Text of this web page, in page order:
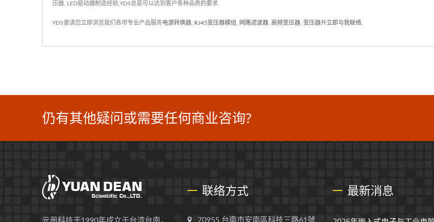
压器, LED驱动器制造经验,YDS总是可以达到客户各种品质的要求.
YDS邀请您立即浏览我们各项专业产品服务电源转换器 RJ45变压器模组 网路滤波器 高频变压器 变压器并立即与我联络
仍有其他疑问或需要任何商业咨询?
联络方式
70955 台南市安南區科技三路61號
最新消息